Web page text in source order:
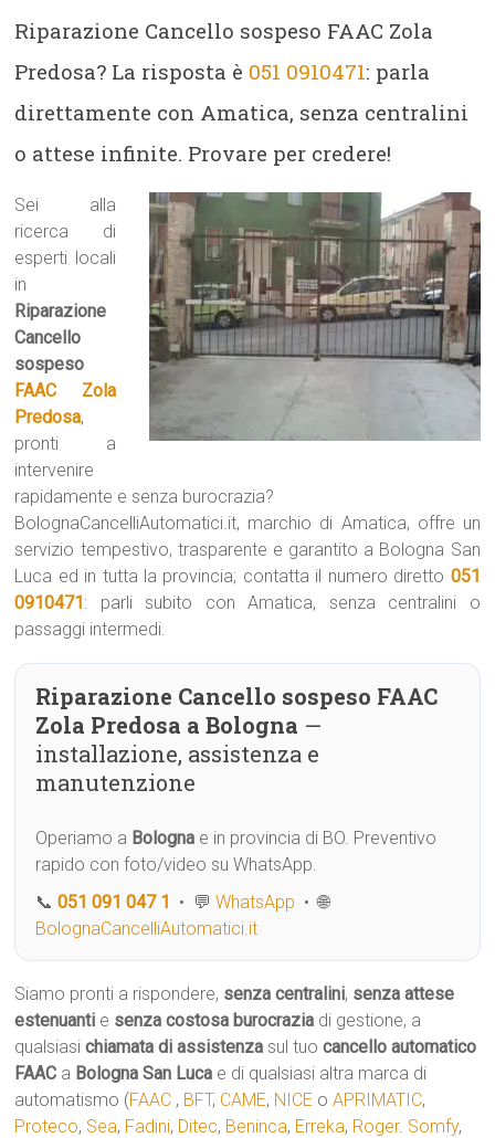
Riparazione Cancello sospeso FAAC Zola
Predosa? La risposta è 051 0910471: parla
direttamente con Amatica, senza centralini
o attese infinite. Provare per credere!
Sei alla
ricerca di
esperti locali
in
Riparazione
Cancello
sospeso
FAAC Zola
Predosa,
pronti a
intervenire
rapidamente e senza burocrazia?
BolognaCancelliAutomatici.it, marchio di Amatica, offre un
servizio tempestivo, trasparente e garantito a Bologna San
Luca ed in tutta la provincia; contatta il numero diretto 051
0910471: parli subito con Amatica, senza centralini o
passaggi intermedi.
Riparazione Cancello sospeso FAAC
Zola Predosa a Bologna —
installazione, assistenza e
manutenzione
Operiamo a Bologna e in provincia di BO. Preventivo
rapido con foto/video su WhatsApp.
📞051 091 047 1 • 💬WhatsApp • 🌐
BolognaCancelliAutomatici.it
Siamo pronti a rispondere, senza centralini, senza attese
estenuanti e senza costosa burocrazia di gestione, a
qualsiasichiamata di assistenza sul tuocancello automatico
FAAC a Bologna San Luca e di qualsiasi altra marca di
automatismo (FAAC , BFT, CAME, NICE oAPRIMATIC,
Proteco, Sea, Fadini, Ditec, Beninca, Erreka, Roger. Somfy,